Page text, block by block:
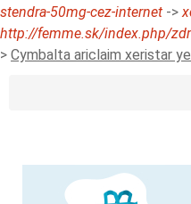
stendra-50mg-cez-internet ->
http://femme.sk/index.php/
> Cymbalta ariclaim xeristar